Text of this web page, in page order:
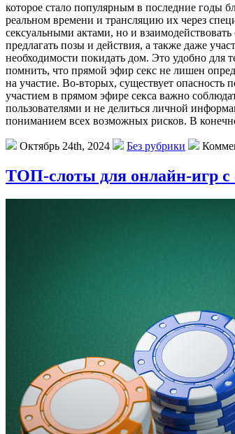
которое стало популярным в последние годы
реальном времени и трансляцию их через
сексуальными актами, но и
предлагать позы и действия, а также даже
необходимости покидать дом. Это удобно для
помнить, что прямой эфир секс не лишен
на участие. Во-вторых, существует опасность
участием в прямом эфире секса важно
пользователями и не делиться личной
пониманием всех возможных рисков. В
Октябрь 24th, 2024 Без рубрики
ТОП-слоты для онлайн-игр